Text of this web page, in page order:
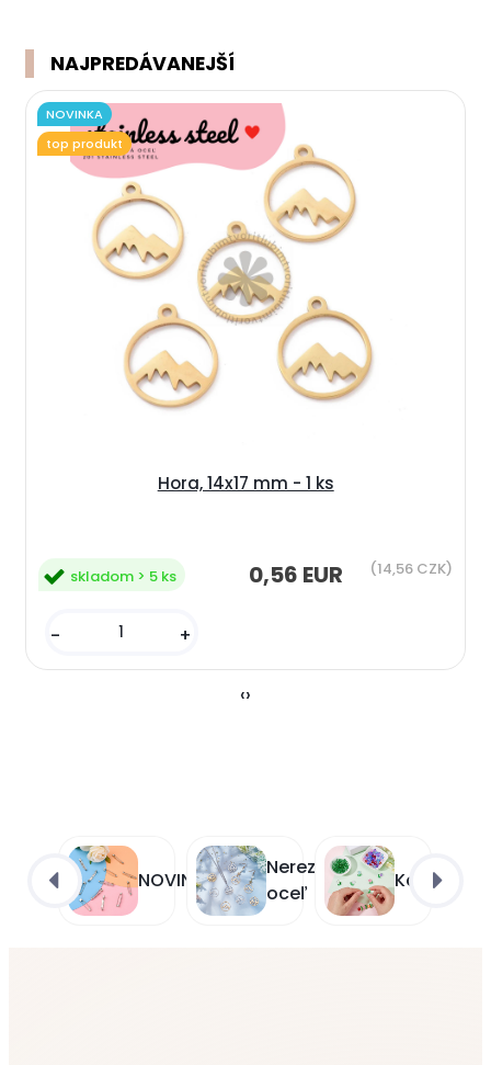
NAJPREDÁVANEJŠÍ
Hora, 14x17 mm - 1 ks
0,56 EUR (14,56 CZK)
- +
skladom > 5 ks
NOVINKA
top produkt
‹›
NOVINKY
Nerezová
oceľ
Korálky